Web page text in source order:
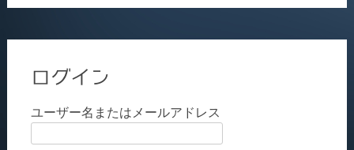
ログイン
ユーザー名またはメールアドレス